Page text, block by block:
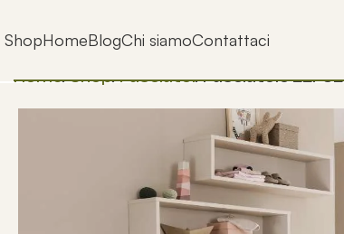
ShopHomeBlogChi siamoContattaci
Home Shop Fasciatoi Fasciatoio EEFJE